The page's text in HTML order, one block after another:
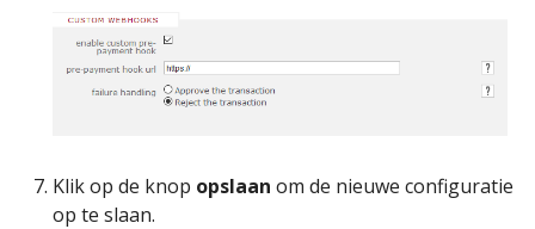
Klik op de knop opslaan om de nieuwe configuratie
op te slaan.